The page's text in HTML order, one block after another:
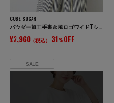
CUBE SUGAR
パウダー加工手書き風ロゴワイドTシャツ
¥2,960 （税込） 31%OFF
SALE